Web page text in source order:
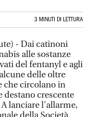
3 MINUTI DI LETTURA
- Dai catinoni
alle sostanze
del fentanyl e agli
delle oltre
che circolano in
destano crescente
lanciare l'allarme,